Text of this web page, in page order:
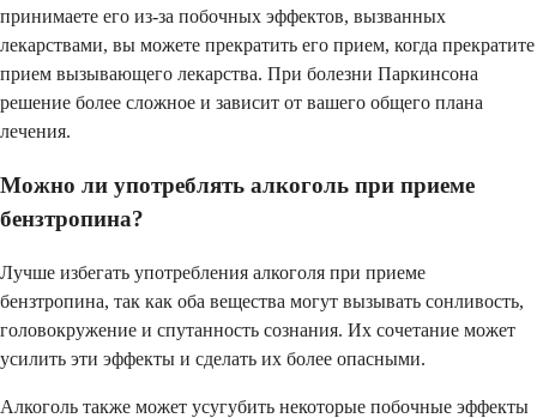
принимаете его из-за побочных эффектов, вызванных
лекарствами, вы можете прекратить его прием, когда прекратите
прием вызывающего лекарства. При болезни Паркинсона
решение более сложное и зависит от вашего общего плана
лечения.
Можно ли употреблять алкоголь при приеме
бензтропина?
Лучше избегать употребления алкоголя при приеме
бензтропина, так как оба вещества могут вызывать сонливость,
головокружение и спутанность сознания. Их сочетание может
усилить эти эффекты и сделать их более опасными.
Алкоголь также может усугубить некоторые побочные эффекты